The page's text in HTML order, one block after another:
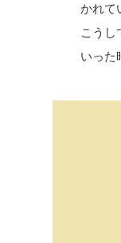
かれて
こうし
いった